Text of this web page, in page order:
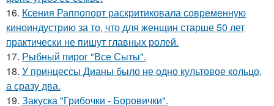
16. Ксения Раппопорт раскритиковала современную
киноиндустрию за то, что для женщин старше 50 лет
практически не пишут главных ролей.
17. Рыбный пирог "Все Сыты".
18. У принцессы Дианы было не одно культовое кольцо,
а сразу два.
19. Закуска "Грибочки - Боровички".